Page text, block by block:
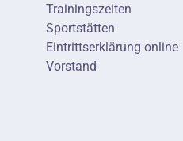
Trainingszeiten
Sportstätten
Eintrittserklärung online
Vorstand